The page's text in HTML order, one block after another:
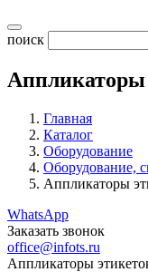
поиск
Аппликаторы
Главная
Каталог
Оборудование
Оборудование,
Аппликаторы
WhatsApp
Заказать звонок
office@infots.ru
Аппликаторы